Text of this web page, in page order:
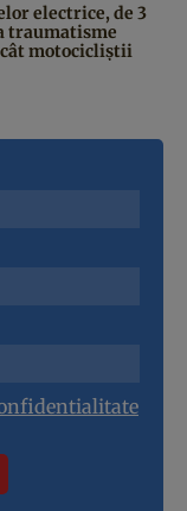
electrice, de 3
traumatisme
motocicliștii